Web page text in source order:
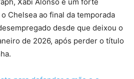
Chelsea ao final da temporada
desde que deixou o
de 2026, após perder o título